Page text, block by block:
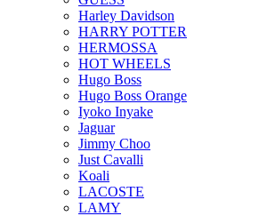
Harley Davidson
HARRY POTTER
HERMOSSA
HOT WHEELS
Hugo Boss
Hugo Boss Orange
Iyoko Inyake
Jaguar
Jimmy Choo
Just Cavalli
Koali
LACOSTE
LAMY